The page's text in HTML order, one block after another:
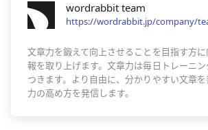
wordrabbit team
https://wordrabbit.jp/company/
文章力を鍛えて向上させることを目指す方
報を取り上げます。文章力は毎日トレーニ
つきます。より自由に、分かりやすい文章
力の高め方を発信します。